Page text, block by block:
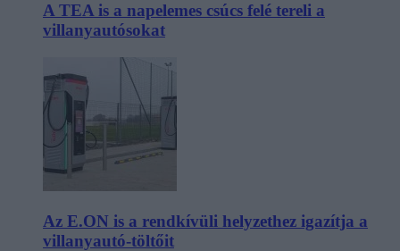
A TEA is a napelemes csúcs felé tereli a
villanyautósokat
Az E.ON is a rendkívüli helyzethez igazítja a
villanyautó-töltőit